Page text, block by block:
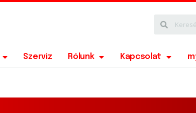
Szerviz Rólunk Kapcsolat